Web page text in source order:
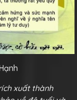
xuất thành